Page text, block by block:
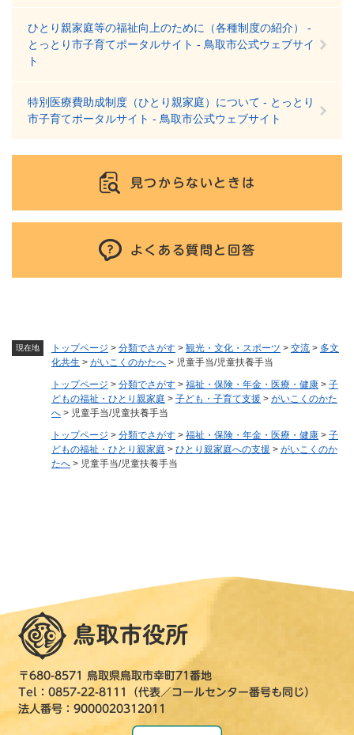
現在地 トップページ > 分類でさがす > 観光・文化・スポーツ > 交流 > 多文
化共生 > がいこくのかたへ > 児童手当/児童扶養手当
トップページ > 分類でさがす > 福祉・保険・年金・医療・健康 > 子
どもの福祉・ひとり親家庭 > 子ども・子育て支援 > がいこくのかた
へ > 児童手当/児童扶養手当
トップページ > 分類でさがす > 福祉・保険・年金・医療・健康 > 子
どもの福祉・ひとり親家庭 > ひとり親家庭への支援 > がいこくのか
たへ > 児童手当/児童扶養手当
ひとり親家庭等の福祉向上のために（各種制度の紹介） -
とっとり市子育てポータルサイト - 鳥取市公式ウェブサイ
ト
特別医療費助成制度（ひとり親家庭）について - とっとり
市子育てポータルサイト - 鳥取市公式ウェブサイト
見つからないときは
よくある質問と回答
〒680-8571 鳥取県鳥取市幸町71番地
Tel：0857-22-8111（代表／コールセンター番号も同じ）
法人番号：9000020312011